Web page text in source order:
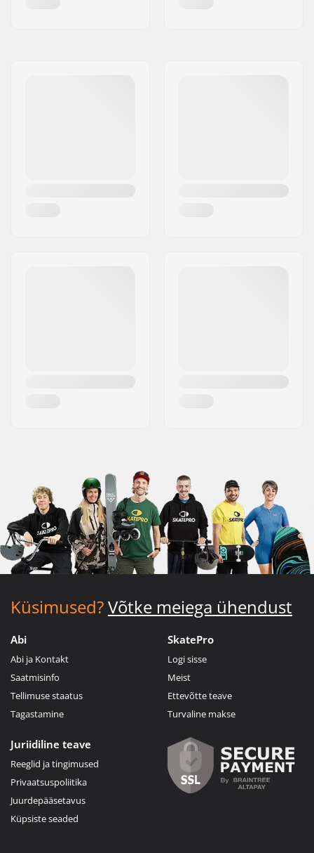
Küsimused?Võtke meiega ühendust
Abi
Abi ja Kontakt
Saatmisinfo
Tellimuse staatus
Tagastamine
SkatePro
Logi sisse
Meist
Ettevõtte teave
Turvaline makse
Juriidiline teave
Reeglid ja tingimused
Privaatsuspoliitika
Juurdepääsetavus
Küpsiste seaded